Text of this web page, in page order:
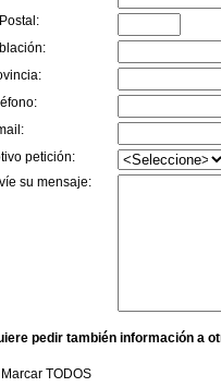
petición:
su mensaje:
pedir también información a
Marcar TODOS